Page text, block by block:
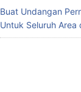
Buat Undangan
Untuk Seluruh Area